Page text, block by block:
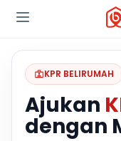
KPR BELIRUMAH
Ajukan
dengan